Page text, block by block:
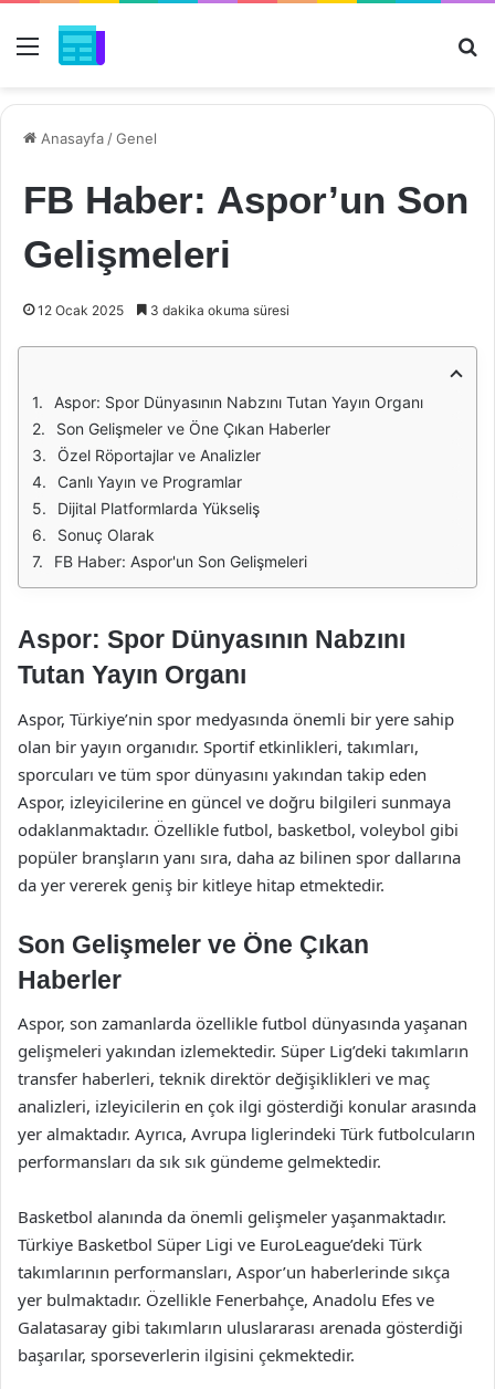
Menü
Anasayfa /Genel
FB Haber: Aspor’un Son
Gelişmeleri
12 Ocak 2025 3 dakika okuma süresi
Aspor: Spor Dünyasının Nabzını Tutan Yayın Organı
Son Gelişmeler ve Öne Çıkan Haberler
Özel Röportajlar ve Analizler
Canlı Yayın ve Programlar
Dijital Platformlarda Yükseliş
Sonuç Olarak
FB Haber: Aspor'un Son Gelişmeleri
Aspor: Spor Dünyasının Nabzını
Tutan Yayın Organı
Aspor, Türkiye’nin spor medyasında önemli bir yere sahip
olan bir yayın organıdır. Sportif etkinlikleri, takımları,
sporcuları ve tüm spor dünyasını yakından takip eden
Aspor, izleyicilerine en güncel ve doğru bilgileri sunmaya
odaklanmaktadır. Özellikle futbol, basketbol, voleybol gibi
popüler branşların yanı sıra, daha az bilinen spor dallarına
da yer vererek geniş bir kitleye hitap etmektedir.
Son Gelişmeler ve Öne Çıkan
Haberler
Aspor, son zamanlarda özellikle futbol dünyasında yaşanan
gelişmeleri yakından izlemektedir. Süper Lig’deki takımların
transfer haberleri, teknik direktör değişiklikleri ve maç
analizleri, izleyicilerin en çok ilgi gösterdiği konular arasında
yer almaktadır. Ayrıca, Avrupa liglerindeki Türk futbolcuların
performansları da sık sık gündeme gelmektedir.
Basketbol alanında da önemli gelişmeler yaşanmaktadır.
Türkiye Basketbol Süper Ligi ve EuroLeague’deki Türk
takımlarının performansları, Aspor’un haberlerinde sıkça
yer bulmaktadır. Özellikle Fenerbahçe, Anadolu Efes ve
Galatasaray gibi takımların uluslararası arenada gösterdiği
başarılar, sporseverlerin ilgisini çekmektedir.